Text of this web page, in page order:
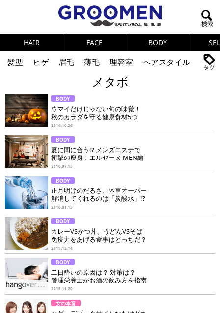
HAIR FACE BODY
髪型 ヒゲ 眉毛 薄毛 理容室
ヘアスタイル
ニオイ
連載
メンズコスメ
NEWS PICK UP 筋肉
テストステロン
海外セレブ
健康
スキンケア 食事
調査結果
トレーニング
好印象な男
頭皮ケア
ダイエット
理容室
メタボ
BODY
ウマイだけじゃない旬の味覚！
秋のカラダを守る健康食材5つ
2016.10.26
BODY
夏に間に合う!? メンズエステで
衝撃の痩身！エルセーヌ MEN編
2016.07.13
BODY
正月明けのだるさ、体重オーバー
解消してくれるのは「炭酸水」!?
2016.01.13
BODY
カレーVSかつ丼、うどんVSそば
免疫力をあげる食事はどっちだ？
2015.12.14
BODY
二日酔いの原因は？ 対策は？
管理栄養士がお酒の飲み方を指南
2015.11.20
女の本音